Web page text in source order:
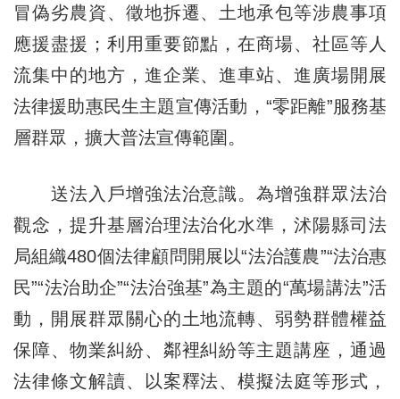
冒偽劣農資、徵地拆遷、土地承包等涉農事項
應援盡援；利用重要節點，在商場、社區等人
流集中的地方，進企業、進車站、進廣場開展
法律援助惠民生主題宣傳活動，“零距離”服務基
層群眾，擴大普法宣傳範圍。
送法入戶增強法治意識。為增強群眾法治
觀念，提升基層治理法治化水準，沭陽縣司法
局組織480個法律顧問開展以“法治護農”“法治惠
民”“法治助企”“法治強基”為主題的“萬場講法”活
動，開展群眾關心的土地流轉、弱勢群體權益
保障、物業糾紛、鄰裡糾紛等主題講座，通過
法律條文解讀、以案釋法、模擬法庭等形式，